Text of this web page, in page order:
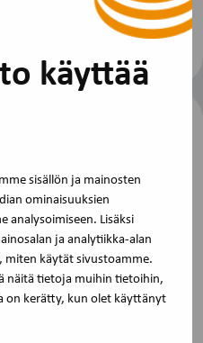
käyttää
sisällön ja mainosten
ominaisuuksien
analysoimiseen. Lisäksi
ja analytiikka-alan
miten käytät sivustoamme.
näitä tietoja muihin tietoihin,
on kerätty, kun olet käyttänyt
ja STTK:n